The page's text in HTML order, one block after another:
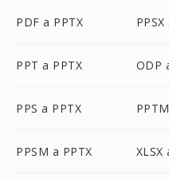
PDF a PPTX
PPT a PPTX ODP
PPS a PPTX
PPSM a PPTX XLSX